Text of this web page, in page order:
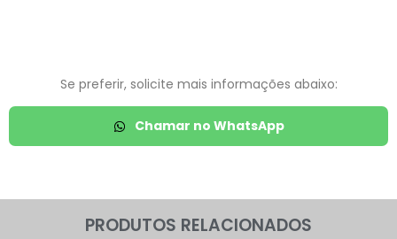
Se preferir, solicite mais informações abaixo:
Chamar no WhatsApp
PRODUTOS RELACIONADOS